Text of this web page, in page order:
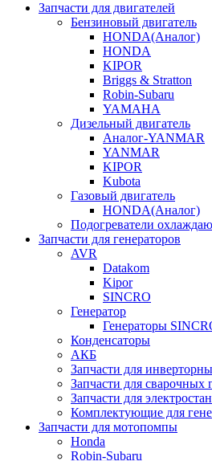
Запчасти для двигателей
Бензиновый двигатель
HONDA(Aналог)
HONDA
KIPOR
Briggs & Stratton
Robin-Subaru
YAMAHA
Дизельный двигатель
Аналог-YANMAR
YANMAR
KIPOR
Kubota
Газовый двигатель
HONDA(Aналог)
Подогреватели
Запчасти для генераторов
AVR
Datakom
Kipor
SINCRO
Генератор
Генераторы
Конденсаторы
АКБ
Запчасти для
Запчасти для сварочных
Запчасти для
Комплектующие для
Запчасти для мотопомпы
Honda
Robin-Subaru